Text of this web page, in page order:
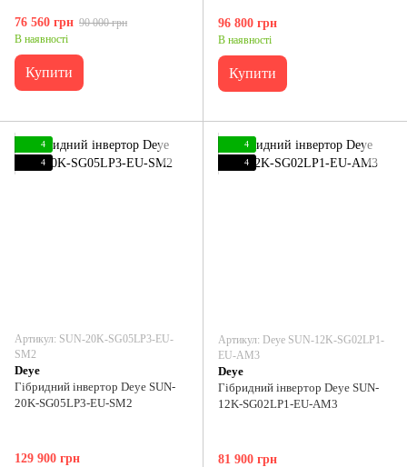
76 560 грн 90 000 грн
В наявності
Купити
96 800 грн
В наявності
Купити
4
4
Артикул: SUN-20K-SG05LP3-EU-
SM2
Deye
Гібридний інвертор Deye SUN-
20K-SG05LP3-EU-SM2
129 900 грн
4
4
Артикул: Deye SUN-12K-SG02LP1-
EU-AM3
Deye
Гібридний інвертор Deye SUN-
12K-SG02LP1-EU-AM3
81 900 грн